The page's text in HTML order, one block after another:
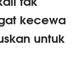
kecewa
untuk